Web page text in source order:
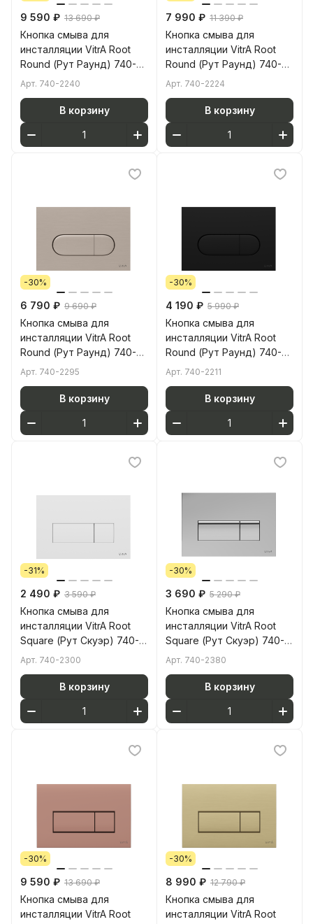
9 590 ₽ 13 690 ₽
Кнопка смыва для
инсталляции VitrA Root
Round (Рут Раунд) 740-
2240 мягкая медь глянец
Арт. 740-2240
В корзину
7 990 ₽ 11 390 ₽
Кнопка смыва для
инсталляции VitrA Root
Round (Рут Раунд) 740-
2224 глянцевое золото
Арт. 740-2224
В корзину
-30%
6 790 ₽ 9 690 ₽
Кнопка смыва для
инсталляции VitrA Root
Round (Рут Раунд) 740-
2295 брашированный
Арт. 740-2295
В корзину
-30%
4 190 ₽ 5 990 ₽
Кнопка смыва для
инсталляции VitrA Root
Round (Рут Раунд) 740-
2211 матовая черная
Арт. 740-2211
В корзину
-31%
2 490 ₽ 3 590 ₽
Кнопка смыва для
инсталляции VitrA Root
Square (Рут Скуэр) 740-
2300 глянцевая белая
Арт. 740-2300
В корзину
-30%
3 690 ₽ 5 290 ₽
Кнопка смыва для
инсталляции VitrA Root
Square (Рут Скуэр) 740-
2380 глянцевая хром
Арт. 740-2380
В корзину
-30%
9 590 ₽ 13 690 ₽
Кнопка смыва для
инсталляции VitrA Root
-30%
8 990 ₽ 12 790 ₽
Кнопка смыва для
инсталляции VitrA Root